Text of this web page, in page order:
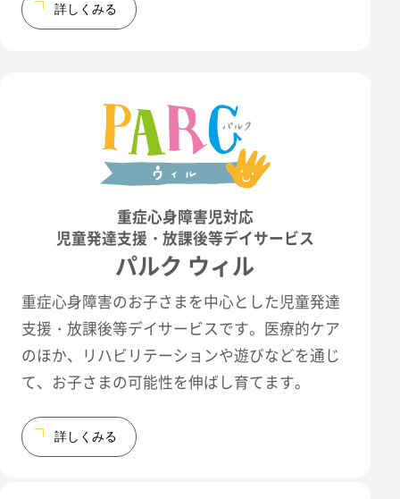
詳しくみる
重症心身障害児対応
児童発達支援・放課後等デイサービス
パルク ウィル
重症心身障害のお子さまを中心とした児童発達
支援・放課後等デイサービスです。医療的ケア
のほか、リハビリテーションや遊びなどを通じ
て、お子さまの可能性を伸ばし育てます。
詳しくみる